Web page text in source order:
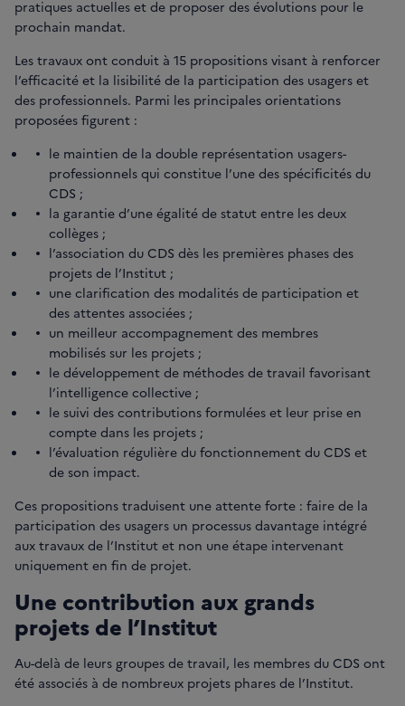
pratiques actuelles et de proposer des évolutions pour le
prochain mandat.
Les travaux ont conduit à 15 propositions visant à renforcer
l’efficacité et la lisibilité de la participation des usagers et
des professionnels. Parmi les principales orientations
proposées figurent :
le maintien de la double représentation usagers-
professionnels qui constitue l’une des spécificités du
CDS ;
la garantie d’une égalité de statut entre les deux
collèges ;
l’association du CDS dès les premières phases des
projets de l’Institut ;
une clarification des modalités de participation et
des attentes associées ;
un meilleur accompagnement des membres
mobilisés sur les projets ;
le développement de méthodes de travail favorisant
l’intelligence collective ;
le suivi des contributions formulées et leur prise en
compte dans les projets ;
l’évaluation régulière du fonctionnement du CDS et
de son impact.
Ces propositions traduisent une attente forte : faire de la
participation des usagers un processus davantage intégré
aux travaux de l’Institut et non une étape intervenant
uniquement en fin de projet.
Une contribution aux grands
projets de l’Institut
Au-delà de leurs groupes de travail, les membres du CDS ont
été associés à de nombreux projets phares de l’Institut.